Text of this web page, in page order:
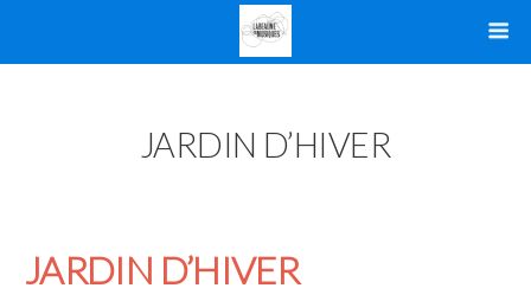
JARDIN D’HIVER
JARDIN D’HIVER